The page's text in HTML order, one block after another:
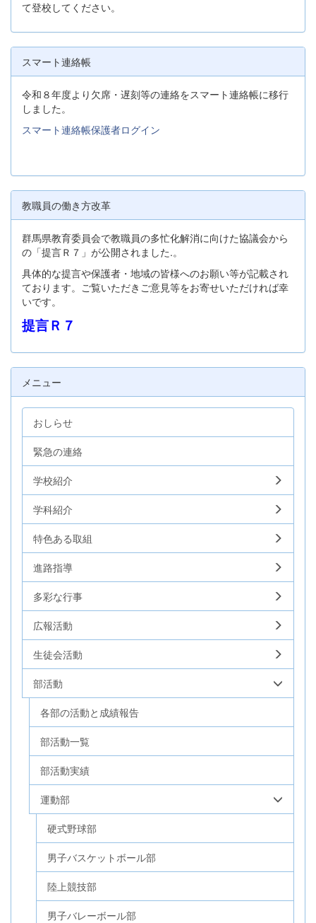
て登校してください。
スマート連絡帳
令和８年度より欠席・遅刻等の連絡をスマート連絡帳に移行
しました。
スマート連絡帳保護者ログイン
教職員の働き方改革
群馬県教育委員会で教職員の多忙化解消に向けた協議会から
の「提言Ｒ７」が公開されました.。
具体的な提言や保護者・地域の皆様へのお願い等が記載され
ております。ご覧いただきご意見等をお寄せいただければ幸
いです。
提言Ｒ７
メニュー
おしらせ
緊急の連絡
学校紹介
学科紹介
特色ある取組
進路指導
多彩な行事
広報活動
生徒会活動
部活動
各部の活動と成績報告
部活動一覧
部活動実績
運動部
硬式野球部
男子バスケットボール部
陸上競技部
男子バレーボール部